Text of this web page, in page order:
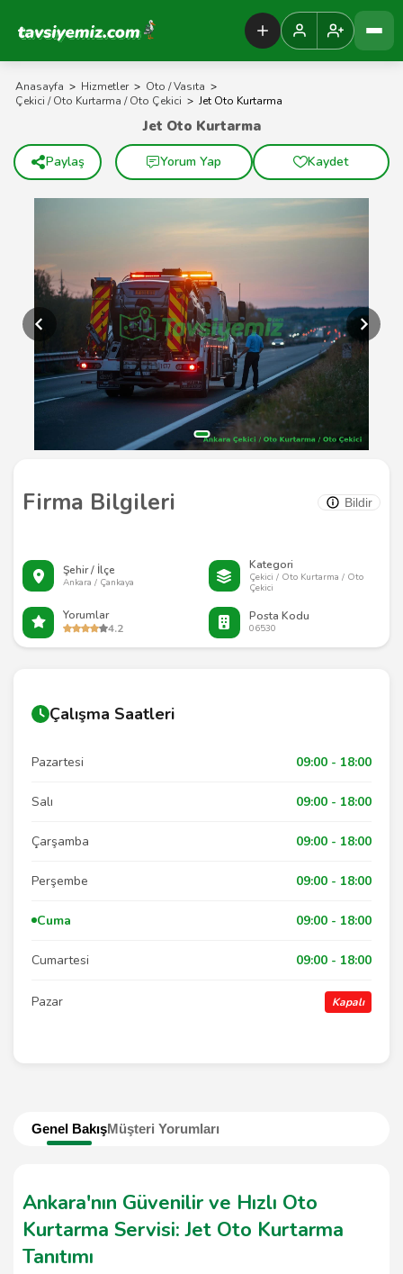
Tavsiyemiz Anasayfa
Anasayfa > Hizmetler > Oto / Vasıta >
Çekici / Oto Kurtarma / Oto Çekici > Jet Oto Kurtarma
Firma Bilgileri Bildir
Şehir / İlçe
Ankara / Çankaya
Kategori
Çekici / Oto Kurtarma / Oto
Çekici
Yorumlar
4.2
Posta Kodu
06530
Jet Oto Kurtarma
Paylaş Yorum Yap Kaydet
Genel BakışMüşteri Yorumları
Ankara'nın Güvenilir ve Hızlı Oto
Kurtarma Servisi: Jet Oto Kurtarma
Tanıtımı
Çalışma Saatleri
Pazartesi 09:00 - 18:00
Salı 09:00 - 18:00
Çarşamba 09:00 - 18:00
Perşembe 09:00 - 18:00
Cuma 09:00 - 18:00
Cumartesi 09:00 - 18:00
Pazar Kapalı